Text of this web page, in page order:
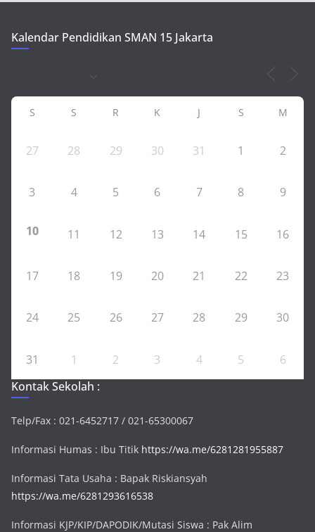
Kalendar Pendidikan SMAN 15 Jakarta
S S R K J S M
27 28 29 30 31 1 2
3 4 5 6 7 8 9
10 11 12 13 14 15 16
17 18 19 20 21 22 23
24 25 26 27 28 29 30
31 1 2 3 4 5
6
Kontak Sekolah :
Telp/Fax : 021-6452717 / 021-65300067
Informasi Humas : Ibu Titik https://wa.me/6281281955887
Informasi Tata Usaha : Bapak Riskiansyah
https://wa.me/6281293616538
Informasi KJP/KIP/DAPODIK/Mutasi Siswa : Pak Alim